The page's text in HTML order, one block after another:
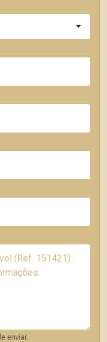
enviar.